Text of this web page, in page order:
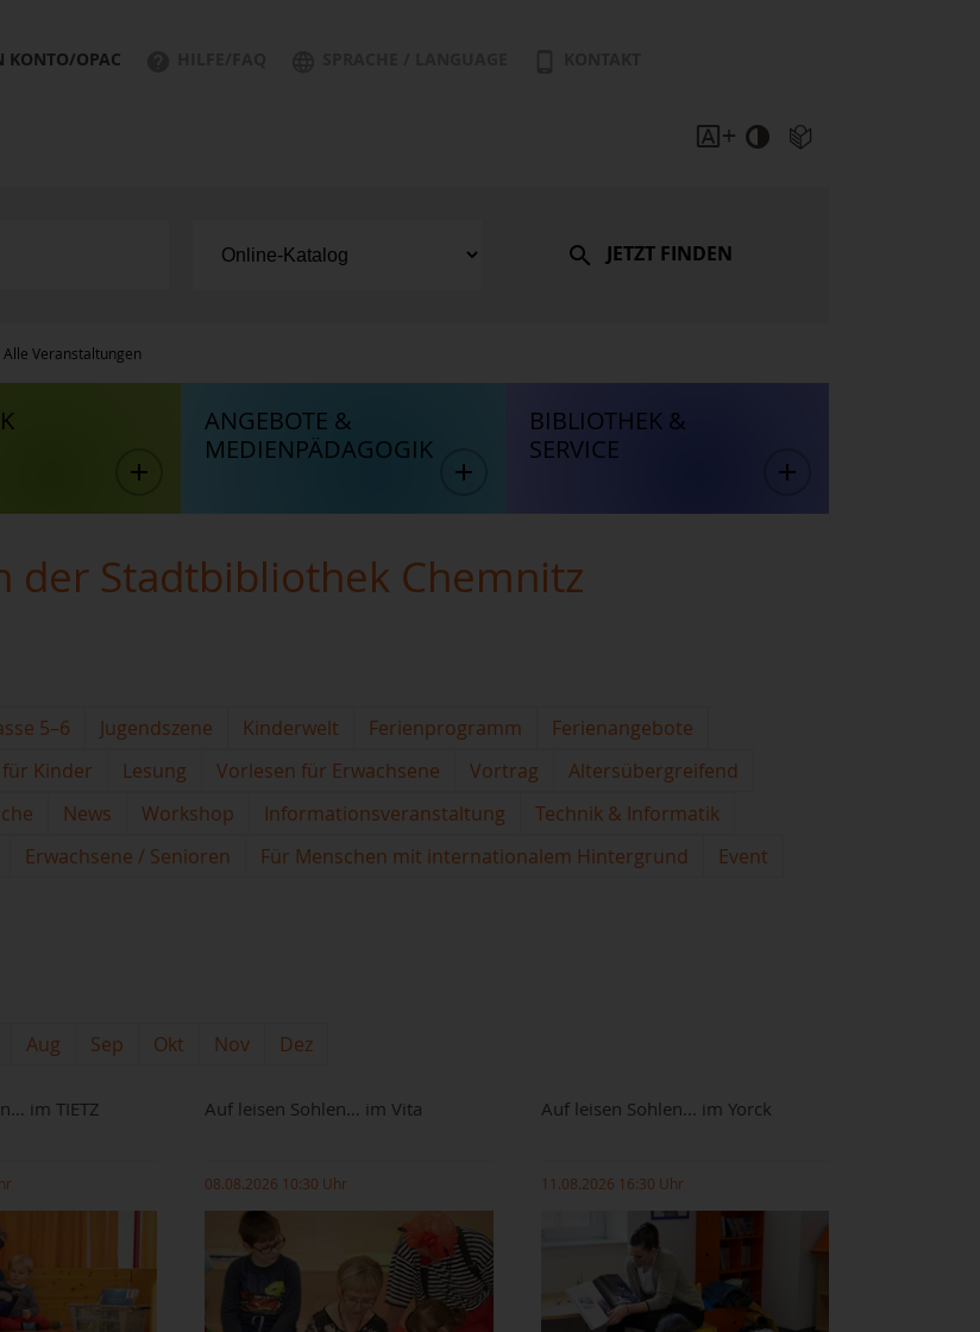
KONTO/OPAC
JETZT FINDEN
Alle Veranstaltungen
ANGEBOTE &
MEDIENPÄDAGOGIK
BIBLIOTHEK &
SERVICE
der Stadtbibliothek Chemnitz
5–6 Jugendszene Kinderwelt Ferienprogramm
Ferienangebote
Kinder Lesung Vorlesen für Erwachsene Vortrag
Altersübergreifend
News Workshop Informationsveranstaltung
Technik & Informatik
Erwachsene / Senioren Für Menschen mit internationalem Hintergrund
Event
Aug Sep Okt Nov Dez
im TIETZ Auf leisen Sohlen… im Vita
08.08.2026 10:30 Uhr
Auf leisen Sohlen... im Yorck
11.08.2026 16:30 Uhr